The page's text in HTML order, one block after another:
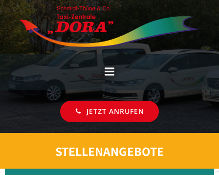
Zum
springen
JETZT ANRUFEN
STELLENANGEBOTE